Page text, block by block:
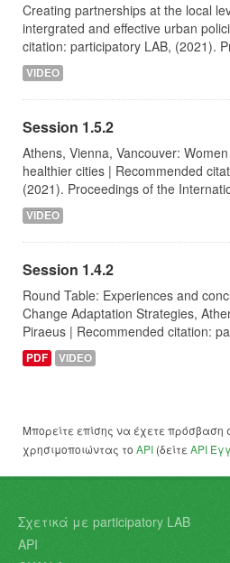
Creating partnerships at the local
intergrated and effective urban
citation: participatory LAB, (2021).
VIDEO
Session 1.5.2
Athens, Vienna, Vancouver:
healthier cities | Recommended
(2021). Proceedings of the
VIDEO
Session 1.4.2
Round Table: Experiences and
Change Adaptation Strategies,
Piraeus | Recommended citation:
PDF VIDEO
Μπορείτε επίσης να έχετε πρόσβαση
χρησιμοποιώντας το API (δείτε API
Σχετικά με participatory LAB
API